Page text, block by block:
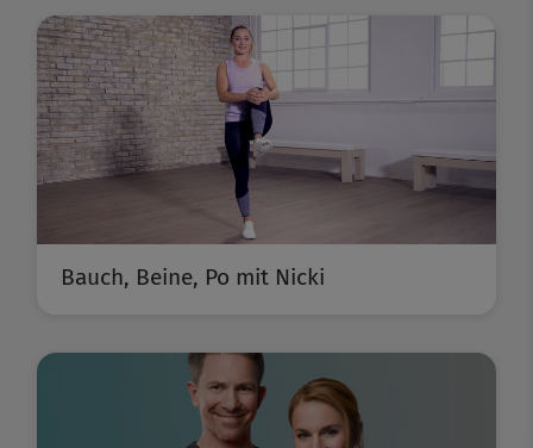
Bauch, Beine, Po mit Nicki